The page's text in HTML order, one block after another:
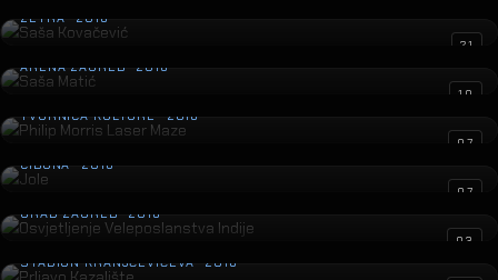
ZETRA · 2018
21
Saša Matić
ARENA ZAGREB · 2018
10
Philip Morris Laser Maze
TVORNICA KULTURE · 2018
07
Jole
CIBONA · 2018
07
Osvjetljenje Veleposlanstva Indije
GRAD ZAGREB · 2018
03
Prljavo Kazalište
STADION KRANJČEVIĆEVA · 2018